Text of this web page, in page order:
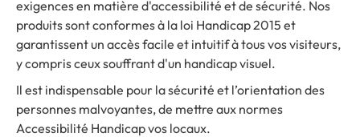
exigences en matière d'accessibilité et de sécurité. Nos
produits sont conformes à la loi Handicap 2015 et
garantissent un accès facile et intuitif à tous vos visiteurs,
y compris ceux souffrant d'un handicap visuel.
Il est indispensable pour la sécurité et l’orientation des
personnes malvoyantes, de mettre aux normes
Accessibilité Handicap vos locaux.